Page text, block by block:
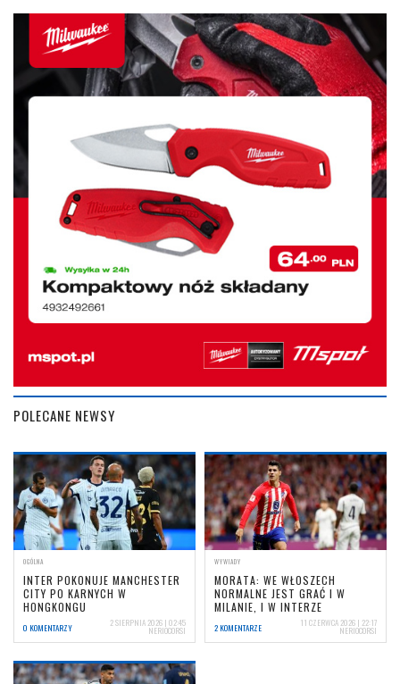
POLECANE NEWSY
OGÓLNA
INTER POKONUJE MANCHESTER
CITY PO KARNYCH W
HONGKONGU
0 KOMENTARZY 2 SIERPNIA 2026 | 02:45
NERIOCORSI
WYWIADY
MORATA: WE WŁOSZECH
NORMALNE JEST GRAĆ I W
MILANIE, I W INTERZE
2 KOMENTARZE 11 CZERWCA 2026 | 22:17
NERIOCORSI